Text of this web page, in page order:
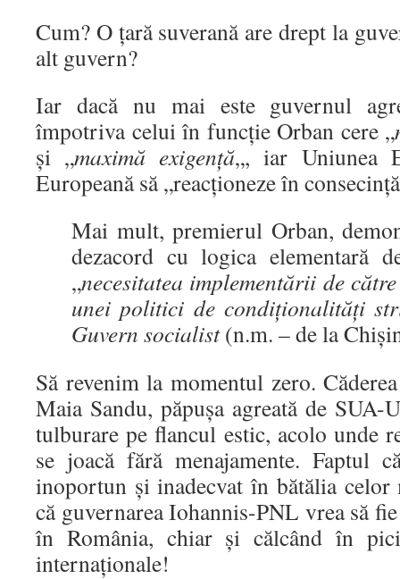
Cum? O țară suverană are drept la
alt guvern?
Iar dacă nu mai este guvernul
împotriva celui în funcție Orban cere „
și „maximă exigență„, iar Uniunea
Europeană să „reacționeze în
Mai mult, premierul Orban,
dezacord cu logica elementară
„necesitatea implementării de
unei politici de condiționalități
Guvern socialist(n.m. – de la
Să revenim la momentul zero.
Maia Sandu, păpușa agreată de
tulburare pe flancul estic, acolo unde
se joacă fără menajamente. Faptul
inoportun și inadecvat în bătălia celor
că guvernarea Iohannis-PNL vrea să
în România, chiar și călcând în
internaționale!